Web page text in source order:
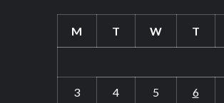
M T W T
3 4 5 6